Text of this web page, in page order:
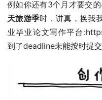
例如你还有3个月才要交
天旅游季时，讲真，换我
业毕业论文写作平台
到了deadline未能按时提